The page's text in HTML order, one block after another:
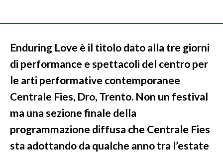
Enduring Love è il titolo dato alla tre giorni
di performance e spettacoli del centro per
le arti performative contemporanee
Centrale Fies, Dro, Trento. Non un festival
ma una sezione finale della
programmazione diffusa che Centrale Fies
sta adottando da qualche anno tra l’estate